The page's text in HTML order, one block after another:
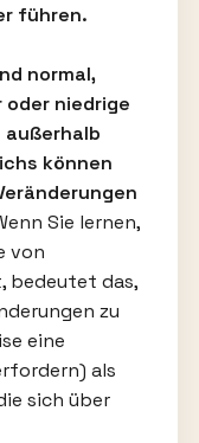
führen.
normal,
niedrige
außerhalb
können
Sie lernen,
von
bedeutet das,
zu
eine
als
sich über